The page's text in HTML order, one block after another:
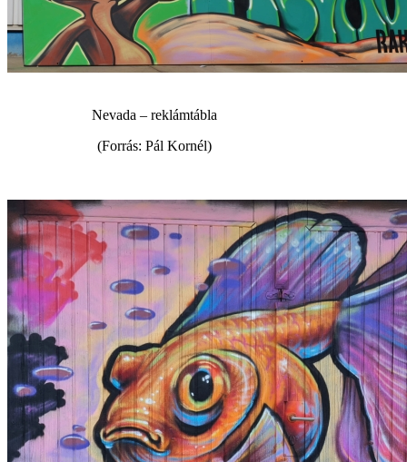
Nevada – reklámtábla
(Forrás: Pál Kornél)